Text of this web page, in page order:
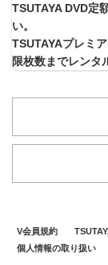
TSUTAYA DVD定
い。
TSUTAYAプレミ
限枚数までレンタ
V会員規約
個人情報の取り扱い